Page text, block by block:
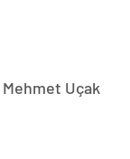
Mehmet Uçak